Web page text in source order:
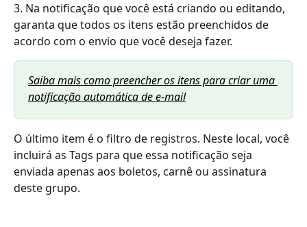
3. Na notificação que você está criando ou editando,
garanta que todos os itens estão preenchidos de
acordo com o envio que você deseja fazer.
Saiba mais como preencher os itens para criar uma
notificação automática de e-mail
O último item é o filtro de registros. Neste local, você
incluirá as Tags para que essa notificação seja
enviada apenas aos boletos, carnê ou assinatura
deste grupo.